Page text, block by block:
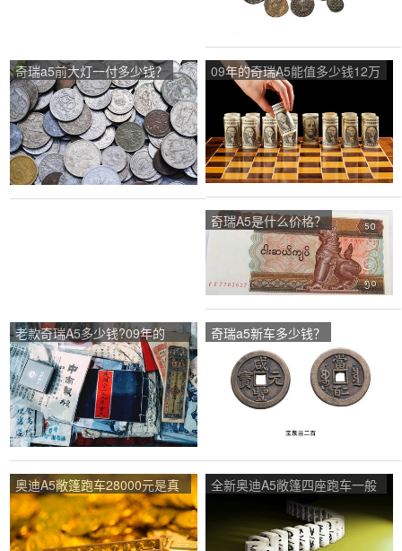
奇瑞a5前大灯一付多少钱？
09年的奇瑞A5能值多少钱12万
公里谢谢？
奇瑞A5是什么价格？
老款奇瑞A5多少钱?09年的
车？
奇瑞a5新车多少钱？
奥迪A5敞篷跑车28000元是真
的吗？
全新奥迪A5敞篷四座跑车一般
多少钱? 二手多少？